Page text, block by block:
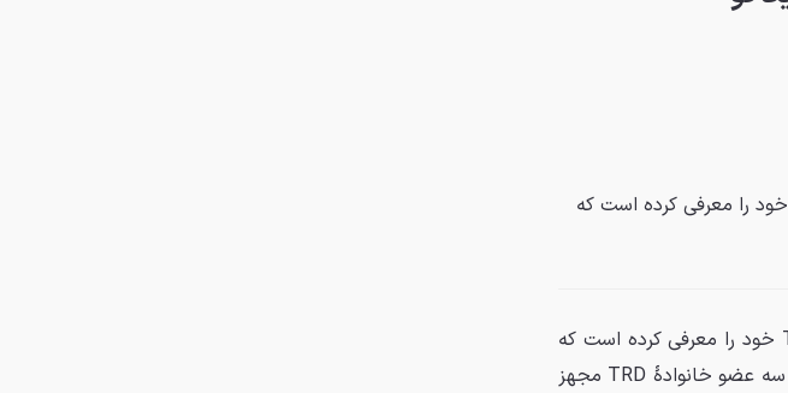
تویوتا رسماً در نمایشگاه شیکاگو نمونه‌های بروز شده از سری TRD Pro خود را معرفی کرده است که
تویوتا رسماً در نمایشگاه شیکاگو نمونه‌های بروز شده از سری TRD Pro خود را معرفی کرده است که
شامل مدل‌های فورانر، تاندرا و تاکوما می‌شود. طی این به‌روزرسانی، هر سه عضو خانوادهٔ TRD مجهز